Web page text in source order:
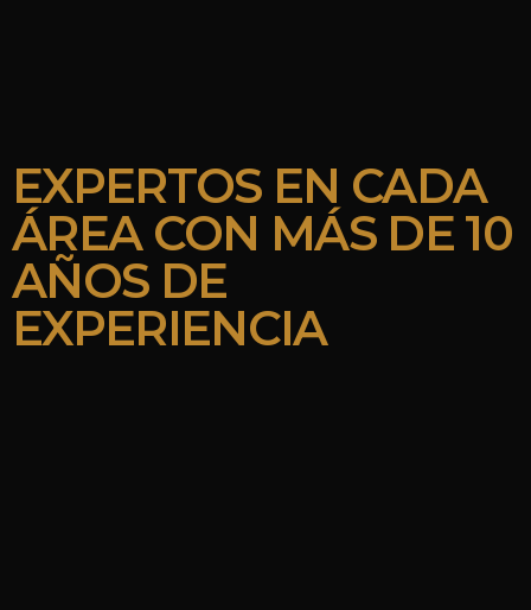
EXPERTOS EN CADA
ÁREA CON MÁS DE 10
AÑOS DE
EXPERIENCIA